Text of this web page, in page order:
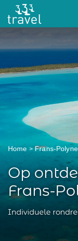
Home Frans-
Op
Frans-
Individuele